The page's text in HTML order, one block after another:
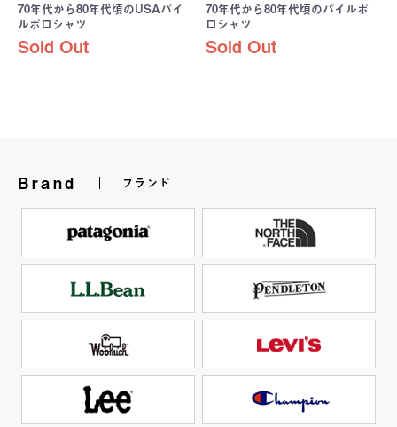
70年代から80年代頃のUSAパイ
ルポロシャツ
Sold Out
70年代から80年代頃のパイルポ
ロシャツ
Sold Out
Brand ブランド